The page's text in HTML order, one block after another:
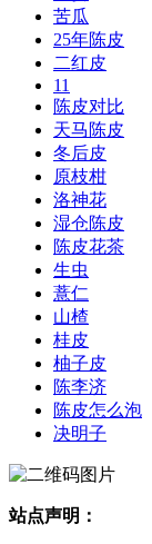
苦瓜
25年陈皮
二红皮
11
陈皮对比
天马陈皮
冬后皮
原枝柑
洛神花
湿仓陈皮
陈皮花茶
生虫
薏仁
山楂
桂皮
柚子皮
陈李济
陈皮怎么泡
决明子
站点声明：